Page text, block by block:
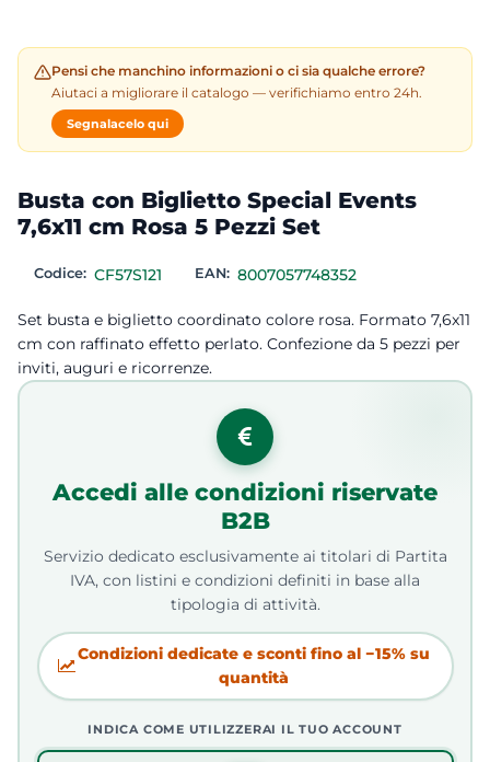
Pensi che manchino informazioni o ci sia qualche errore?
Aiutaci a migliorare il catalogo — verifichiamo entro 24h.
Segnalacelo qui
Busta con Biglietto Special Events
7,6x11 cm Rosa 5 Pezzi Set
Codice: CF57S121 EAN: 8007057748352
Set busta e biglietto coordinato colore rosa. Formato 7,6x11
cm con raffinato effetto perlato. Confezione da 5 pezzi per
inviti, auguri e ricorrenze.
Accedi alle condizioni riservate
B2B
Servizio dedicato esclusivamente ai titolari di Partita
IVA, con listini e condizioni definiti in base alla
tipologia di attività.
Condizioni dedicate e sconti fino al −15% su
quantità
INDICA COME UTILIZZERAI IL TUO ACCOUNT